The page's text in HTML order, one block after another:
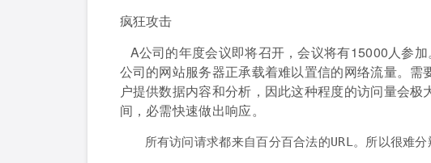
疯狂攻击
A公司的年度会议即将召开，会议将有15000人参
公司的网站服务器正承载着难以置信的网络流量。
户提供数据内容和分析，因此这种程度的访问量会
间，必需快速做出响应。
所有访问请求都来自百分百合法的URL。所以很难